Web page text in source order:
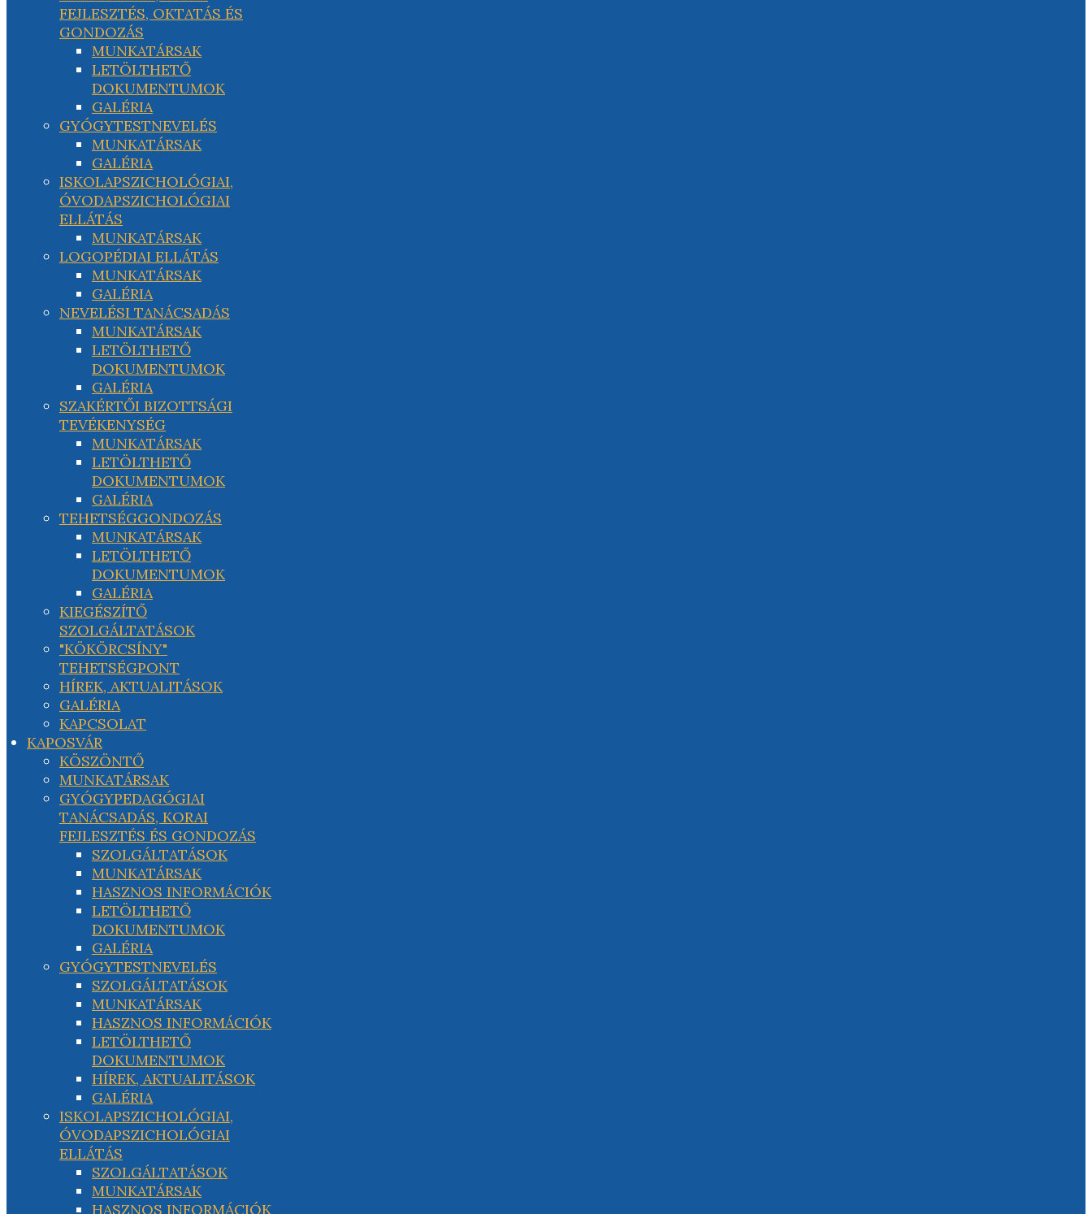
FEJLESZTÉS, OKTATÁS ÉS
GONDOZÁS
MUNKATÁRSAK
LETÖLTHETŐ
DOKUMENTUMOK
GALÉRIA
GYÓGYTESTNEVELÉS
MUNKATÁRSAK
GALÉRIA
ISKOLAPSZICHOLÓGIAI,
ÓVODAPSZICHOLÓGIAI
ELLÁTÁS
MUNKATÁRSAK
LOGOPÉDIAI ELLÁTÁS
MUNKATÁRSAK
GALÉRIA
NEVELÉSI TANÁCSADÁS
MUNKATÁRSAK
LETÖLTHETŐ
DOKUMENTUMOK
GALÉRIA
SZAKÉRTŐI BIZOTTSÁGI
TEVÉKENYSÉG
MUNKATÁRSAK
LETÖLTHETŐ
DOKUMENTUMOK
GALÉRIA
TEHETSÉGGONDOZÁS
MUNKATÁRSAK
LETÖLTHETŐ
DOKUMENTUMOK
GALÉRIA
KIEGÉSZÍTŐ
SZOLGÁLTATÁSOK
"KÖKÖRCSÍNY"
TEHETSÉGPONT
HÍREK, AKTUALITÁSOK
GALÉRIA
KAPCSOLAT
KAPOSVÁR
KÖSZÖNTŐ
MUNKATÁRSAK
GYÓGYPEDAGÓGIAI
TANÁCSADÁS, KORAI
FEJLESZTÉS ÉS GONDOZÁS
SZOLGÁLTATÁSOK
MUNKATÁRSAK
HASZNOS INFORMÁCIÓK
LETÖLTHETŐ
DOKUMENTUMOK
GALÉRIA
GYÓGYTESTNEVELÉS
SZOLGÁLTATÁSOK
MUNKATÁRSAK
HASZNOS INFORMÁCIÓK
LETÖLTHETŐ
DOKUMENTUMOK
HÍREK, AKTUALITÁSOK
GALÉRIA
ISKOLAPSZICHOLÓGIAI,
ÓVODAPSZICHOLÓGIAI
ELLÁTÁS
SZOLGÁLTATÁSOK
MUNKATÁRSAK
HASZNOS INFORMÁCIÓK